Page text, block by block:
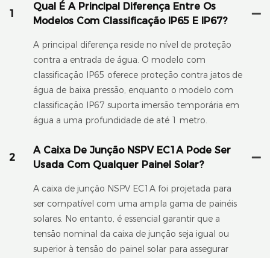
1
Qual É A Principal Diferença Entre Os
Modelos Com Classificação IP65 E IP67?
A principal diferença reside no nível de proteção
contra a entrada de água. O modelo com
classificação IP65 oferece proteção contra jatos de
água de baixa pressão, enquanto o modelo com
classificação IP67 suporta imersão temporária em
água a uma profundidade de até 1 metro.
2
A Caixa De Junção NSPV EC1A Pode Ser
Usada Com Qualquer Painel Solar?
A caixa de junção NSPV EC1A foi projetada para
ser compatível com uma ampla gama de painéis
solares. No entanto, é essencial garantir que a
tensão nominal da caixa de junção seja igual ou
superior à tensão do painel solar para assegurar